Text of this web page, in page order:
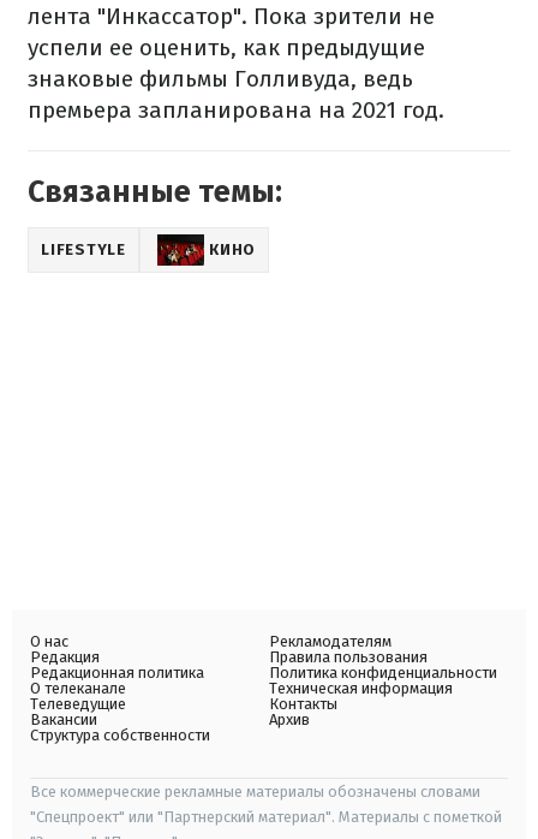
лента "Инкассатор". Пока зрители не
успели ее оценить, как предыдущие
знаковые фильмы Голливуда, ведь
премьера запланирована на 2021 год.
Связанные темы:
LIFESTYLE КИНО
О нас
Редакция
Редакционная политика
О телеканале
Телеведущие
Вакансии
Структура собственности
Рекламодателям
Правила пользования
Политика конфиденциальности
Техническая информация
Контакты
Архив
Все коммерческие рекламные материалы обозначены словами
"Спецпроект" или "Партнерский материал". Материалы с пометкой